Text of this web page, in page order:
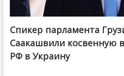
Спикер парламента
Саакашвили косвенную
РФ в Украину